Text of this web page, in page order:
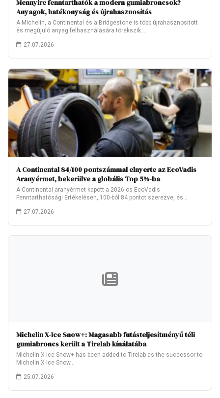
Mennyire fenntarthatók a modern gumiabroncsok?
Anyagok, hatékonyság és újrahasznosítás
A Michelin, a Continental és a Bridgestone is több újrahasznosított
és megújuló anyag felhasználására törekszik.…
27.07.2026
A Continental 84/100 pontszámmal elnyerte az EcoVadis
Aranyérmet, bekerülve a globális Top 5%-ba
A Continental aranyérmet kapott a 2026-os EcoVadis
Fenntarthatósági Értékelésen, 100-ból 84 pontot szerezve, és
27.07.2026
Michelin X-Ice Snow+: Magasabb futásteljesítményű téli
gumiabroncs került a Tirelab kínálatába
Michelin X-Ice Snow+ has been added to Tirelab as the successor to
Michelin X-Ice Snow…
25.07.2026